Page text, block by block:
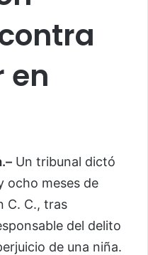
en
Un tribunal dictó
ocho meses de
C. C., tras
del delito
de una niña.